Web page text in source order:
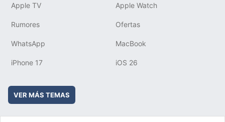
Apple TV Apple Watch
Rumores Ofertas
WhatsApp MacBook
iPhone 17 iOS 26
VER MÁS TEMAS